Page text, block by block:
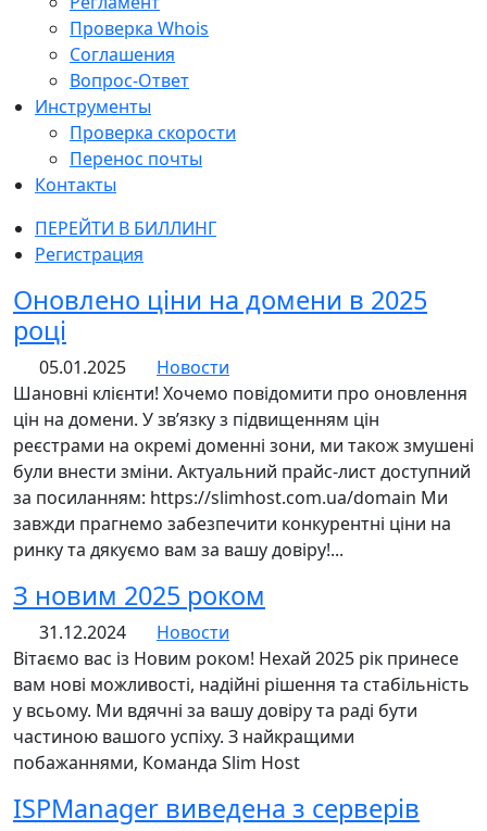
Проверка Whois
Соглашения
Вопрос-Ответ
Инструменты
Проверка скорости
Перенос почты
Контакты
ПЕРЕЙТИ В БИЛЛИНГ
Регистрация
Оновлено ціни на домени в 2025
році
05.01.2025
Новости
Шановні клієнти! Хочемо повідомити про оновлення
цін на домени. У зв’язку з підвищенням цін
реєстрами на окремі доменні зони, ми також змушені
були внести зміни. Актуальний прайс-лист доступний
за посиланням: https://slimhost.com.ua/domain Ми
завжди прагнемо забезпечити конкурентні ціни на
ринку та дякуємо вам за вашу довіру!...
З новим 2025 роком
31.12.2024
Новости
Вітаємо вас із Новим роком! Нехай 2025 рік принесе
вам нові можливості, надійні рішення та стабільність
у всьому. Ми вдячні за вашу довіру та раді бути
частиною вашого успіху. З найкращими
побажаннями, Команда Slim Host
ISPManager виведена з серверів